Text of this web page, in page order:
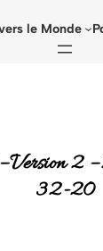
le Monde
2 –
32-20